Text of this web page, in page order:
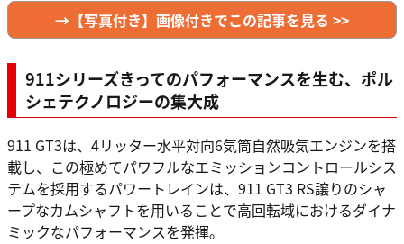
→【写真付き】画像付きでこの記事を見る >>
911シリーズきってのパフォーマンスを生む、ポル
シェテクノロジーの集大成
911 GT3は、4リッター水平対向6気筒自然吸気エンジンを搭
載し、この極めてパワフルなエミッションコントロールシス
テムを採用するパワートレインは、911 GT3 RS譲りのシャ
ープなカムシャフトを用いることで高回転域におけるダイナ
ミックなパフォーマンスを発揮。